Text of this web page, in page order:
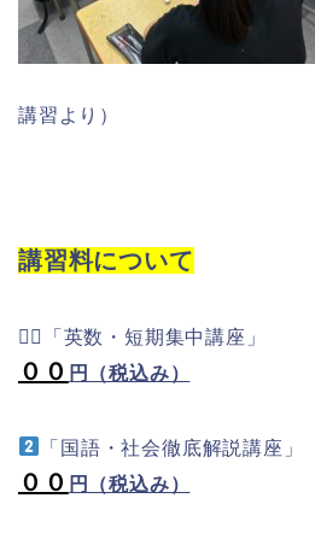
講習より）
講習料について
１⃣「英数・短期集中講座
００ 円（税込み）
「国語・社会徹底解説講座
００ 円（税込み）